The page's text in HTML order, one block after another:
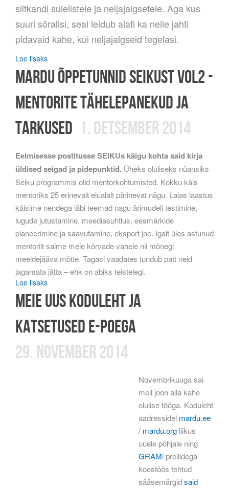
siitkandi sulelistele ja neljajalgsetele. Aga kus
suuri sõralisi, seal leidub alati ka neile jahti
pidavaid kahe, kui neljajalgseid tegelasi.
Loe lisaks
Mardu õppetunnid Seikust vol2 -
mentorite tähelepanekud ja
tarkused 1. detsember 2014
Eelmisesse postitusse SEIKUs käigu kohta said kirja
üldised seigad ja pidepunktid. Üheks oluliseks nüansiks
Seiku programmis olid mentorkohtumisted. Kokku käis
mentoriks 25 erinevalt elualalt pärinevat nägu. Laias laastus
käisime nendega läbi teemad nagu ärimudeli testimine,
lugude jutustamine, meediasuhtlus, eesmärkide
planeerimine ja saavutamine, eksport jne. Igalt üles astunud
mentorilt saime meie kõrvade vahele nii mõnegi
meeldejääva mõtte. Tagasi vaadates tundub patt neid
jagamata jätta – ehk on abiks teistelegi.
Loe lisaks
Meie uus koduleht ja
katsetused E-poega
29. november 2014
Novembrikuuga sai
meil joon alla kahe
olulise tööga. Koduleht
aadressidel mardu.ee
/ mardu.orgliikus
uuele põhjale ning
GRAMi preilidega
koostöös tehtud
sääsemärgidsaid